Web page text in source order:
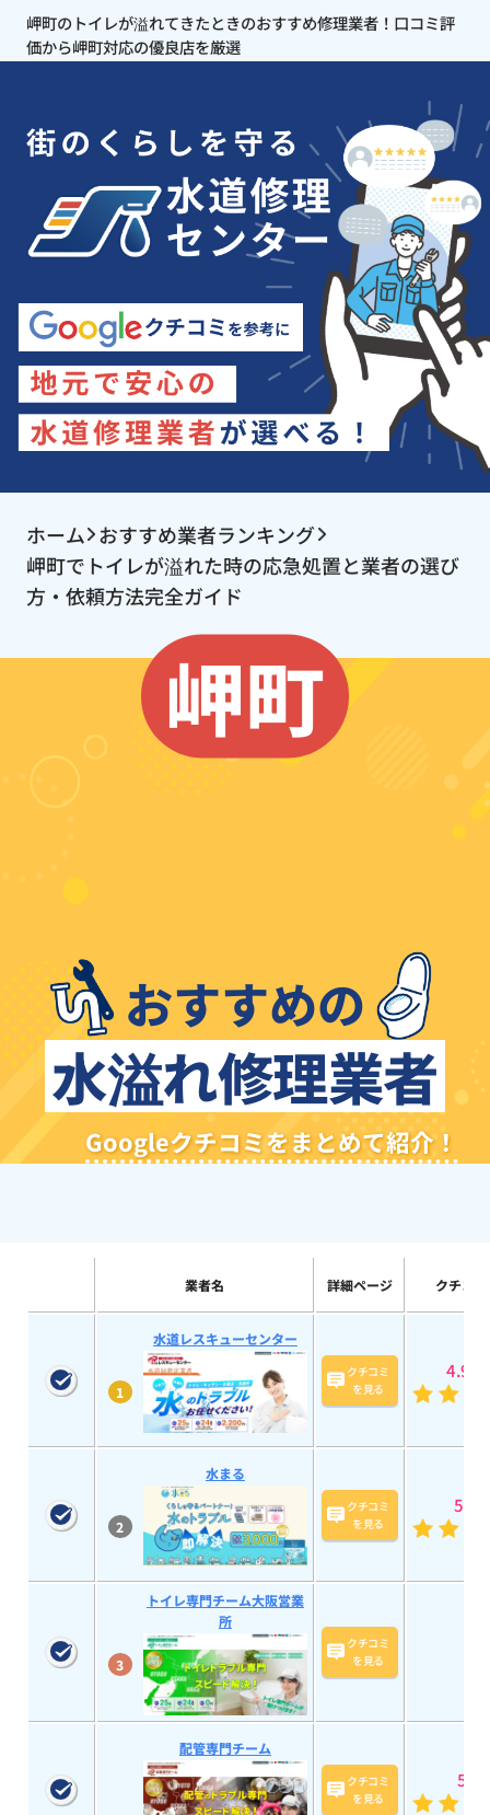
岬町のトイレが溢れてきたときのおすすめ修理業者！口コミ評
価から岬町対応の優良店を厳選
ホーム おすすめ業者ランキング
岬町でトイレが溢れた時の応急処置と業者の選び
方・依頼方法完全ガイド
岬町
おすすめの
水溢れ修理業者
Googleクチコミをまとめて紹介！
業者名 詳細ページ クチコ
1
水道レスキューセンター
クチコミ
を見る
4.9
2
水まる
クチコミ
を見る
5
3
トイレ専門チーム大阪営業
所
クチコミ
を見る
配管専門チーム
クチコミ
を見る
5